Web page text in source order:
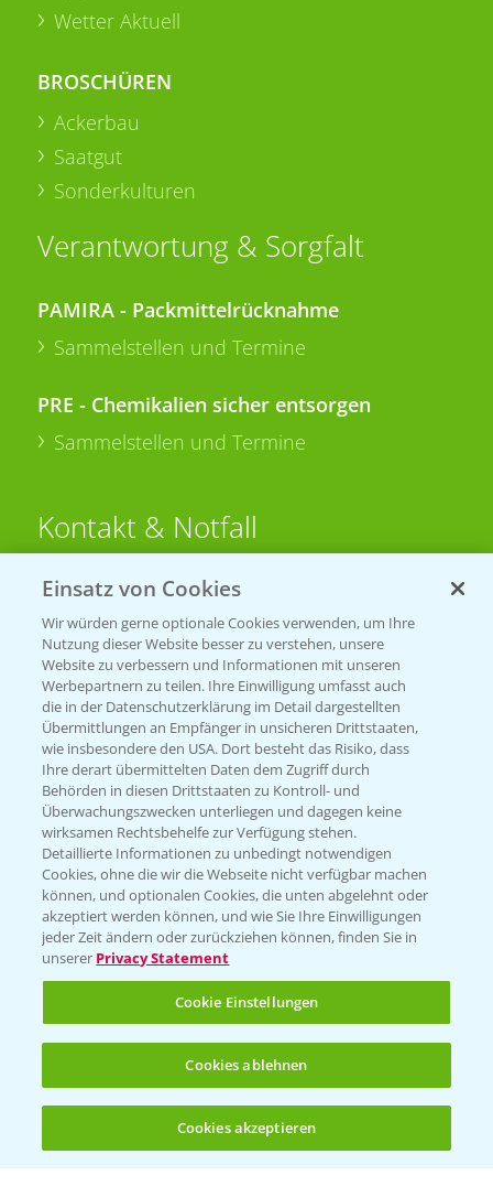
(noch 4)
Wetter Aktuell
BROSCHÜREN
Ackerbau
Saatgut
Sonderkulturen
Verantwortung & Sorgfalt
PAMIRA - Packmittelrücknahme
Sammelstellen und Termine
PRE - Chemikalien sicher entsorgen
Sammelstellen und Termine
Kontakt & Notfall
Beratung auf WhatsApp
T.+49 (0)174 346 564 1
KONTAKT
Hilfe in Notfällen
T.+49 (0)214/30-20220
Folgen Sie uns
Allgemeine Nutzungsbedingungen
Datenschutzerklärung
Einsatz von Cookies
Wir würden gerne optionale Cookies verwenden, um Ihre
Nutzung dieser Website besser zu verstehen, unsere
Website zu verbessern und Informationen mit unseren
Werbepartnern zu teilen. Ihre Einwilligung umfasst auch
die in der Datenschutzerklärung im Detail dargestellten
Übermittlungen an Empfänger in unsicheren Drittstaaten,
wie insbesondere den USA. Dort besteht das Risiko, dass
Ihre derart übermittelten Daten dem Zugriff durch
Behörden in diesen Drittstaaten zu Kontroll- und
Überwachungszwecken unterliegen und dagegen keine
wirksamen Rechtsbehelfe zur Verfügung stehen.
Detaillierte Informationen zu unbedingt notwendigen
Cookies, ohne die wir die Webseite nicht verfügbar machen
können, und optionalen Cookies, die unten abgelehnt oder
akzeptiert werden können, und wie Sie Ihre Einwilligungen
jeder Zeit ändern oder zurückziehen können, finden Sie in
unserer Privacy Statement
Cookie Einstellungen
Cookies ablehnen
Cookies akzeptieren